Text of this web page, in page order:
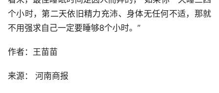
个小时，第二天依旧精力充沛、身体无任何不适，那就
不用强求自己一定要睡够8个小时。”
作者：王苗苗
来源： 河南商报